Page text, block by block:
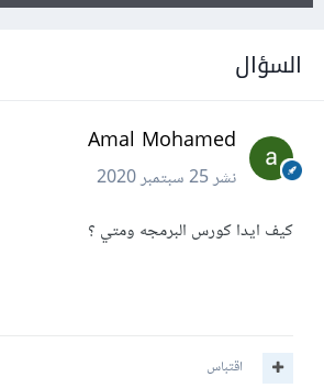
السؤال
Amal Mohamed
نشر25 سبتمبر 2020
كيف ايدا كورس البرمجه ومتي ؟
اقتباس